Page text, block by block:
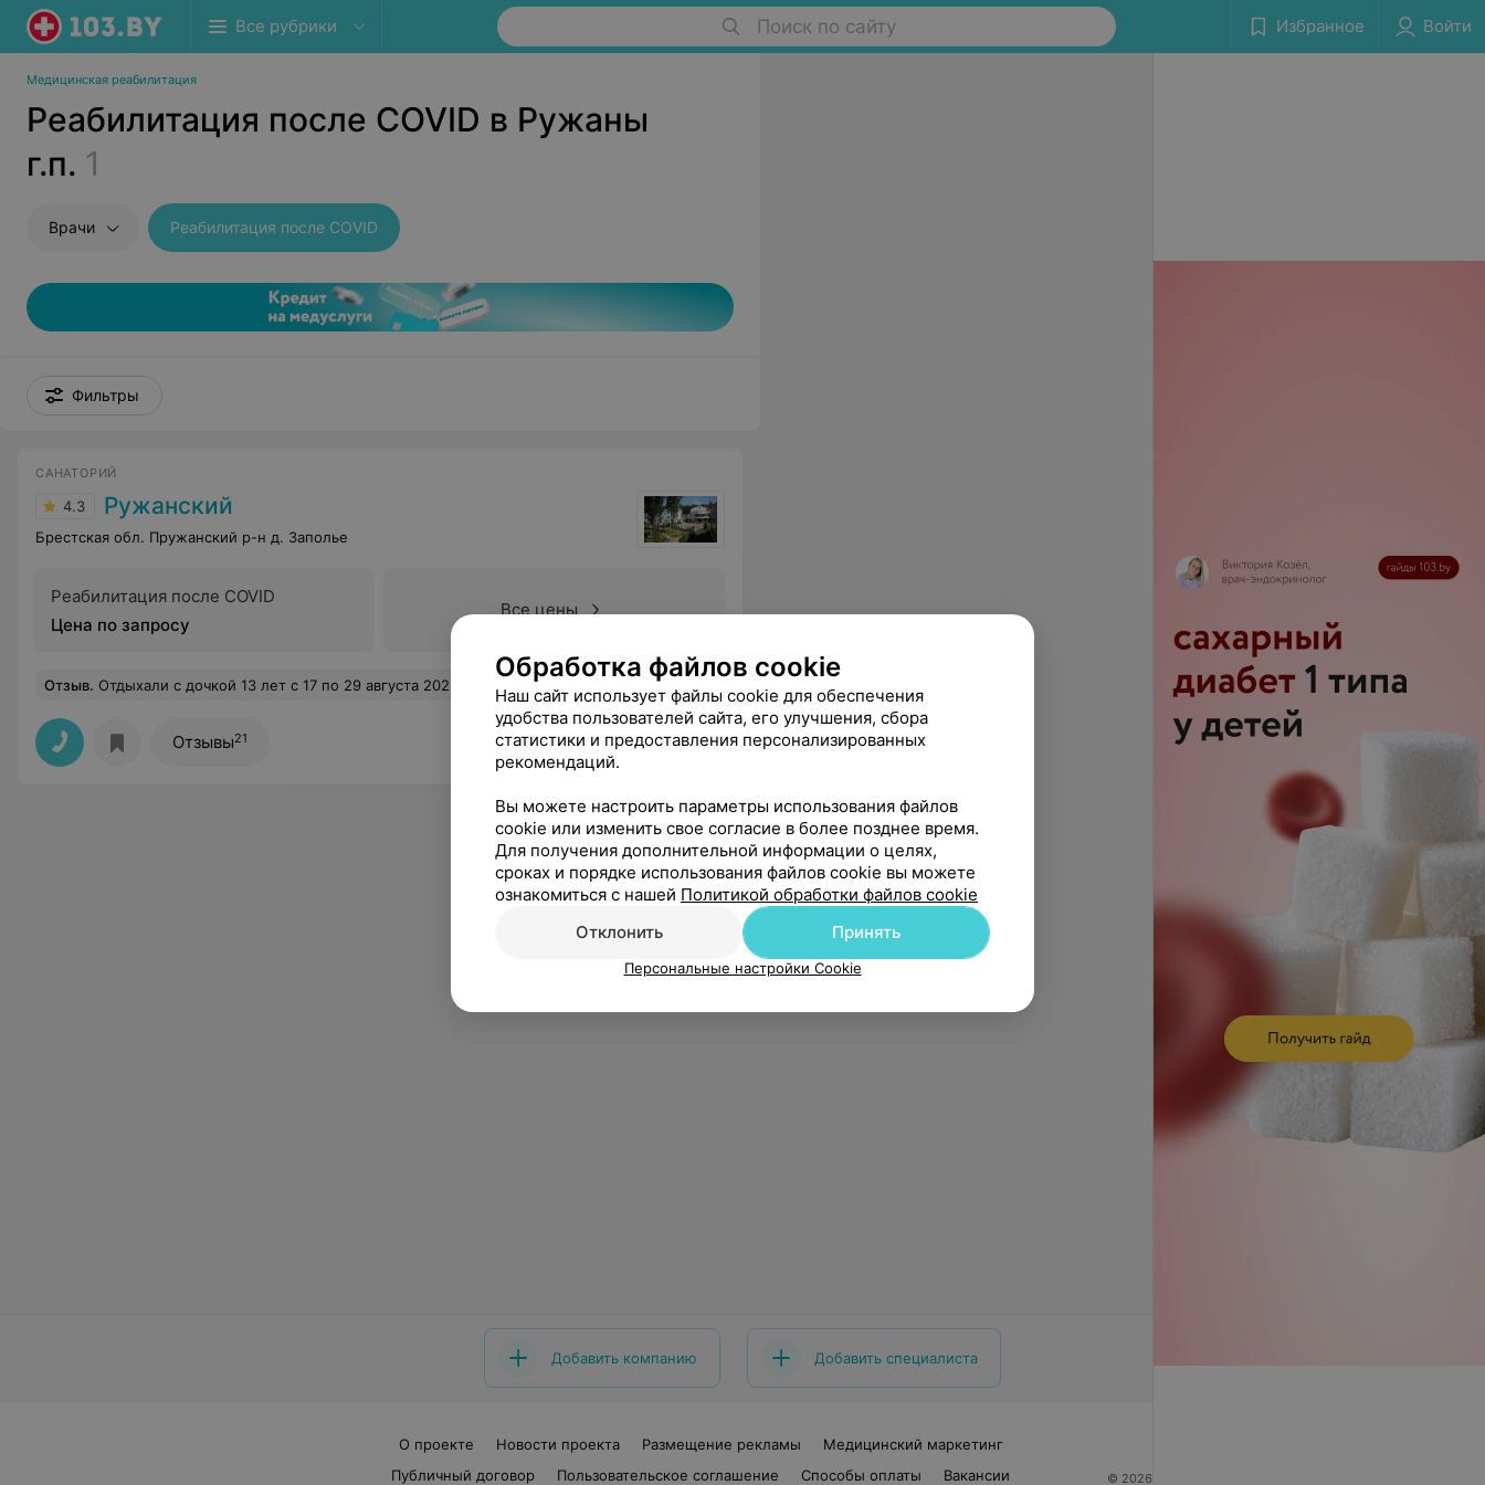
Все рубрики Поиск по сайту Избранное Войти
Медицинская реабилитация
Реабилитация после COVID в Ружаны
г.п. 1
Врачи Реабилитация после COVID
Фильтры
САНАТОРИЙ
4.3 Ружанский
Брестская обл. Пружанский р-н д. Заполье
Реабилитация после COVID
Цена по запросу
Все цены
Отзыв. Отдыхали с дочкой 13 лет с 17 по 29 августа 2025 года. Территория-большая, ухоженная, множество цветов, шикарный сосновый парк, красивая береговая линия, обустроенный пляж, спортивные площадки. Мы жили в Минском корпусе. Номер скромный, но комфортный. Застекленный балкон со столом и стульями. Есть сушилка для белья. Уборка ежедневная, горничные внимательные. Процедур мы брали мало. Поэтому могу оценить подводный массаж, бесконтактный массаж *Посейдон*, лимфомат. Хорошо и полезно. Из минусов. ЕДА Это столовская еда, не имеющая ничего общего с едой для отдыхающих. Изжога, ди Подливы, панировка, недожареные куриные ножки или бедрышки плюс отвратительный кофе свое дело сделают для изжоги и диареи Во время приёма пищи вся столовая в запахе антисептик. От него не скрыться. Просили старшую медсестру повлиять на этот вопрос,она ответила, что все по санпину. Но это не правда. В бассейне 3 душевые,плохо работающие фены и толпа желающих помыться. Вернуться не хочется.
Отзывы21
Добавить компанию Добавить специалиста
О проекте Новости проекта Размещение рекламы
Медицинский маркетинг
Публичный договор
Пользовательское соглашение Способы оплаты Вакансии © 2026 ООО «Артокс Лаб», УНП 191700409
Обработка файлов cookie
Наш сайт использует файлы cookie для обеспечения
удобства пользователей сайта, его улучшения, сбора
статистики и предоставления персонализированных
рекомендаций.
Вы можете настроить параметры использования файлов
cookie или изменить свое согласие в более позднее время.
Для получения дополнительной информации о целях,
сроках и порядке использования файлов cookie вы можете
ознакомиться с нашей Политикой обработки файлов cookie
Отклонить
Принять
Персональные настройки Cookie